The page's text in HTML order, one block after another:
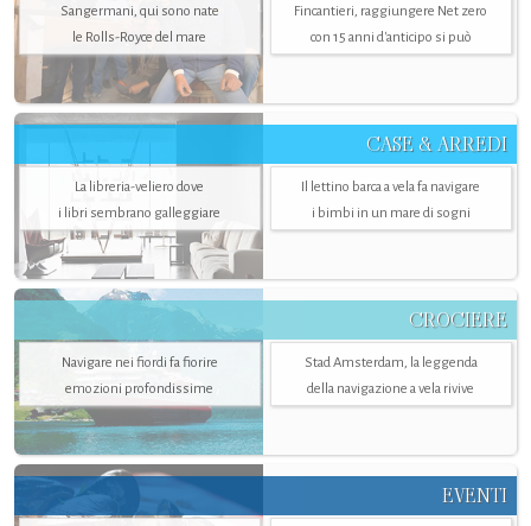
Sangermani, qui sono nate
le Rolls-Royce del mare
Fincantieri, raggiungere Net zero
con 15 anni d'anticipo si può
CASE & ARREDI
La libreria-veliero dove
i libri sembrano galleggiare
Il lettino barca a vela fa navigare
i bimbi in un mare di sogni
CROCIERE
Navigare nei fiordi fa fiorire
emozioni profondissime
Stad Amsterdam, la leggenda
della navigazione a vela rivive
EVENTI